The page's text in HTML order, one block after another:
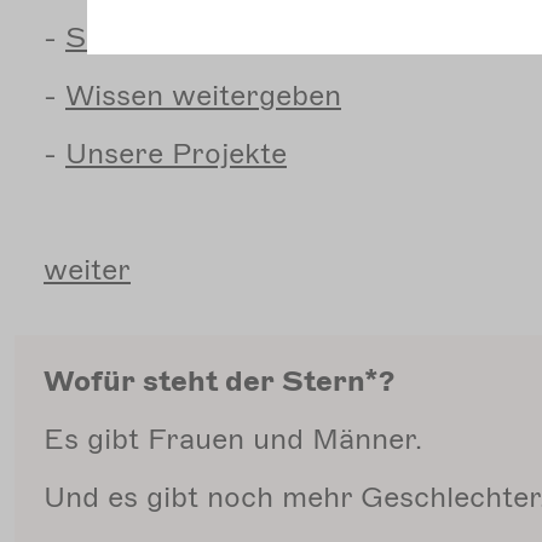
- Soziale
- Wissen weitergeben
- Unsere Projekte
weiter
Wofür steht der Stern*?
Es gibt Frauen und Männer.
Und es gibt noch mehr